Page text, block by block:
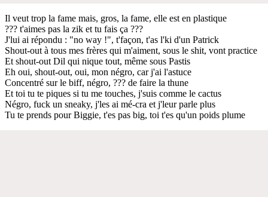
Il veut trop la fame mais, gros, la fame, elle est en plastique
??? t'aimes pas la zik et tu fais ça ???
J'lui ai répondu : "no way !", t'façon, t'as l'ki d'un Patrick
Shout-out à tous mes frères qui m'aiment, sous le shit, vont practice
Et shout-out Dil qui nique tout, même sous Pastis
Eh oui, shout-out, oui, mon négro, car j'ai l'astuce
Concentré sur le biff, négro, ??? de faire la thune
Et toi tu te piques si tu me touches, j'suis comme le cactus
Négro, fuck un sneaky, j'les ai mé-cra et j'leur parle plus
Tu te prends pour Biggie, t'es pas big, toi t'es qu'un poids plume